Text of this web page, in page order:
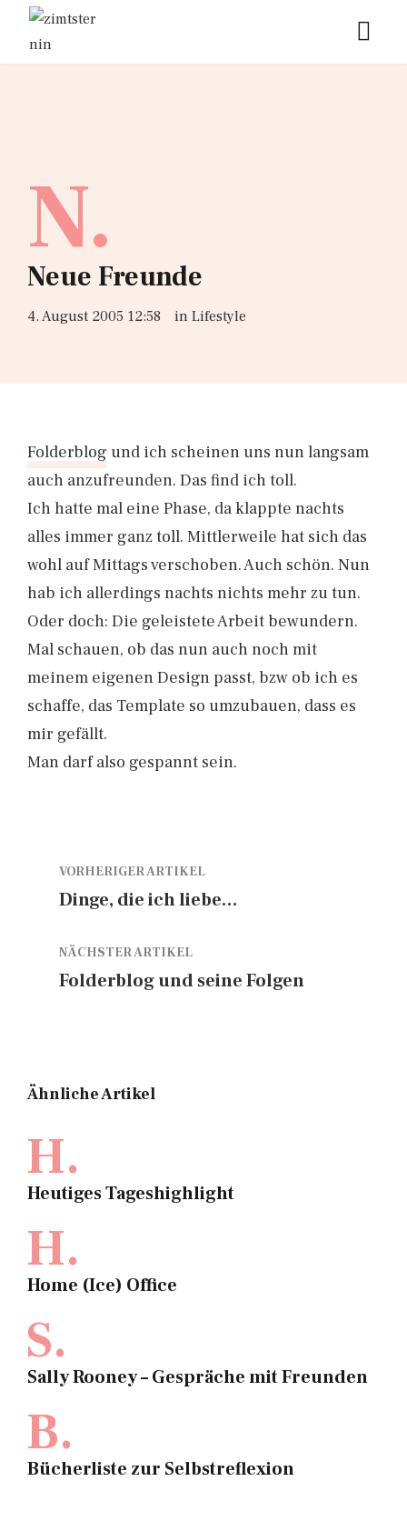
N.
Neue Freunde
4. August 2005 12:58 in Lifestyle
Folderblog und ich scheinen uns nun langsam
auch anzufreunden. Das find ich toll.
Ich hatte mal eine Phase, da klappte nachts
alles immer ganz toll. Mittlerweile hat sich das
wohl auf Mittags verschoben. Auch schön. Nun
hab ich allerdings nachts nichts mehr zu tun.
Oder doch: Die geleistete Arbeit bewundern.
Mal schauen, ob das nun auch noch mit
meinem eigenen Design passt, bzw ob ich es
schaffe, das Template so umzubauen, dass es
mir gefällt.
Man darf also gespannt sein.
VORHERIGER ARTIKEL
Dinge, die ich liebe…
NÄCHSTER ARTIKEL
Folderblog und seine Folgen
Ähnliche Artikel
H.
Heutiges Tageshighlight
H.
Home (Ice) Office
S.
Sally Rooney – Gespräche mit Freunden
B.
Bücherliste zur Selbstreflexion